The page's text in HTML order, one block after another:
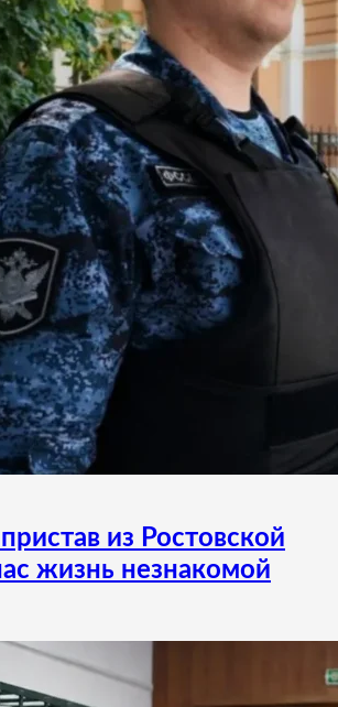
из Ростовской
жизнь незнакомой